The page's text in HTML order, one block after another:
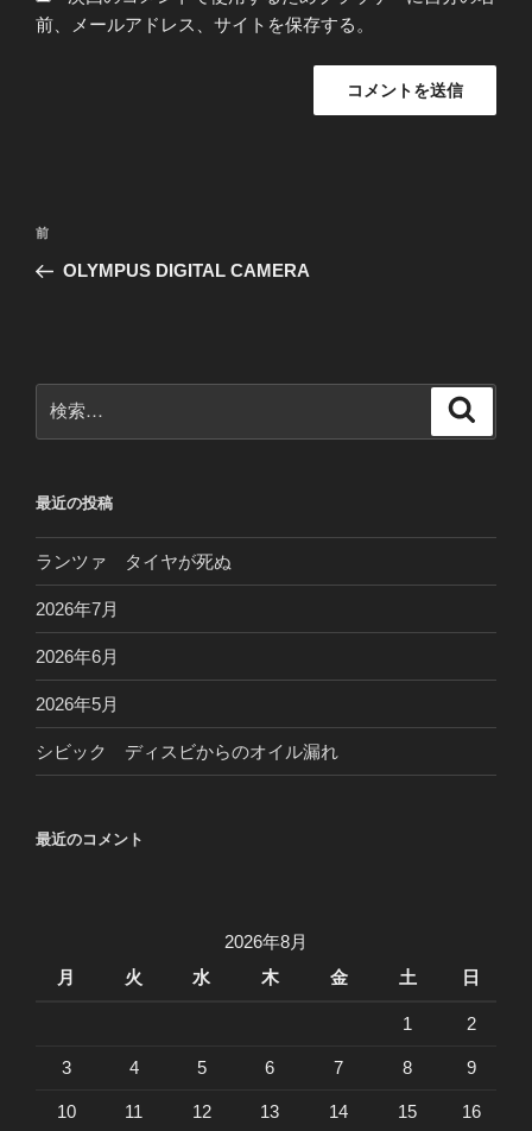
前、メールアドレス、サイトを保存する。
投
ナ
ー
シ
前
の
前
OLYMPUS DIGITAL CAMERA
索:
最近の投稿
ランツァ タイヤが死ぬ
2026年7月
2026年6月
2026年5月
シビック ディスビからのオイル漏れ
最近のコメント
2026年8月
月
火 水 木 金 土 日
1 2
3 4 5 6 7 8 9
10 11 12 13 14 15 16